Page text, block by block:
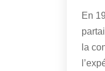
En
la